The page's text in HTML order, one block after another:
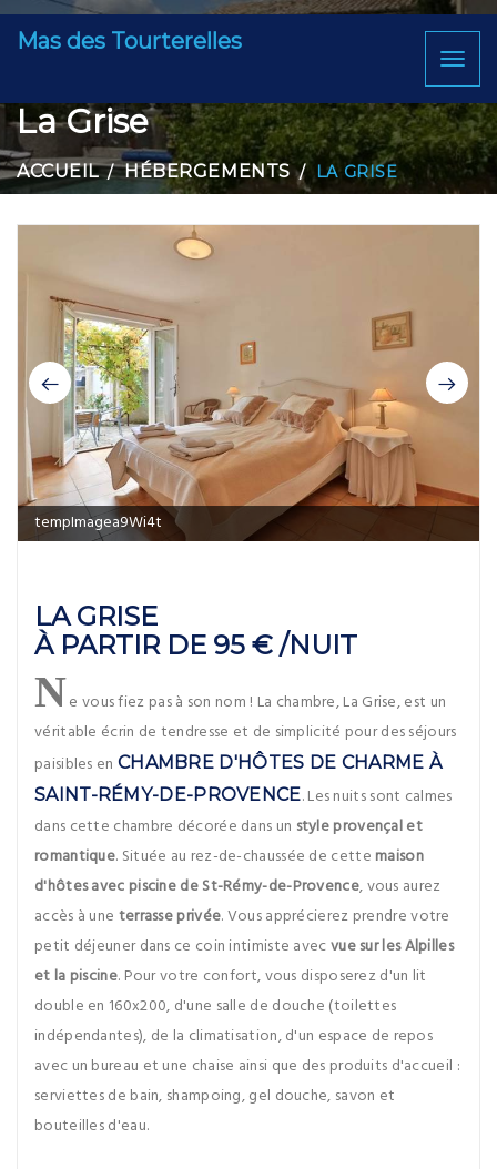
Mas des Tourterelles
La Grise
ACCUEIL HÉBERGEMENTS LA GRISE
tempImagea9Wi4t
LA GRISE
À PARTIR DE 95 € /NUIT
Ne vous fiez pas à son nom ! La chambre, La Grise, est un
véritable écrin de tendresse et de simplicité pour des séjours
paisibles en CHAMBRE D'HÔTES DE CHARME À
SAINT-RÉMY-DE-PROVENCE. Les nuits sont calmes
dans cette chambre décorée dans un style provençal et
romantique. Située au rez-de-chaussée de cette maison
d'hôtes avec piscine de St-Rémy-de-Provence, vous aurez
accès à une terrasse privée. Vous apprécierez prendre votre
petit déjeuner dans ce coin intimiste avecvue sur les Alpilles
et la piscine. Pour votre confort, vous disposerez d'un lit
double en 160x200, d'une salle de douche (toilettes
indépendantes), de la climatisation, d'un espace de repos
avec un bureau et une chaise ainsi que des produits d'accueil :
serviettes de bain, shampoing, gel douche, savon et
bouteilles d'eau.